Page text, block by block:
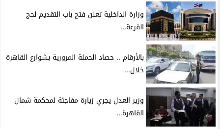
وزارة الداخلية تعلن فتح باب التقديم لحج
القرعة...
بالأرقام .. حصاد الحملة المرورية بشوارع القاهرة
خلال...
وزير العدل يجري زيارة مفاجئة لمحكمة شمال
القاهرة...